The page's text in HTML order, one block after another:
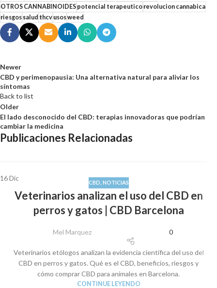
OTROS CANNABINOIDESpotencial terapeuticorevolucion cannabica
riesgossalud thcvusosweed
Newer
CBD y perimenopausia: Una alternativa natural para aliviar los
síntomas
Back to list
Older
El lado desconocido del CBD: terapias innovadoras que podrían
cambiar la medicina
Publicaciones Relacionadas
16Dic
CBD NOTICIAS
Veterinarios analizan el uso del CBD en
perros y gatos | CBD Barcelona
Mel Marquez 0
Veterinarios etólogos analizan la evidencia científica del uso del
CBD en perros y gatos. Qué es el CBD, beneficios, riesgos y
cómo comprar CBD para animales en Barcelona.
CONTINUE LEYENDO